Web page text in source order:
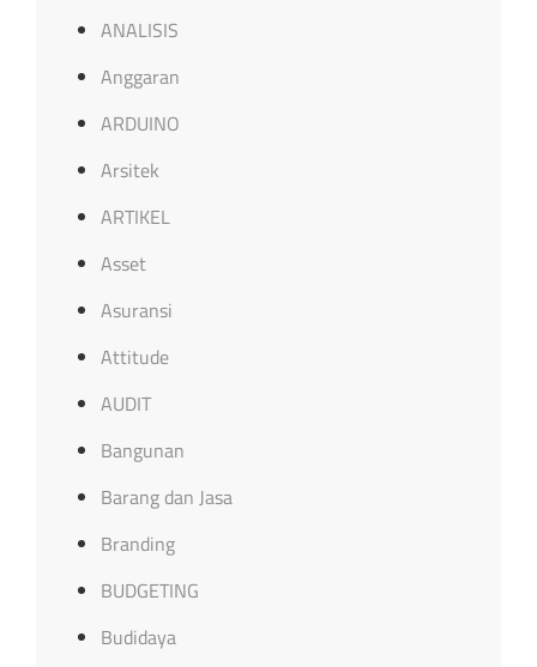
ANALISIS
Anggaran
ARDUINO
Arsitek
ARTIKEL
Asset
Asuransi
Attitude
AUDIT
Bangunan
Barang dan Jasa
Branding
BUDGETING
Budidaya